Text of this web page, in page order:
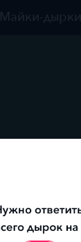
Майки-дырки